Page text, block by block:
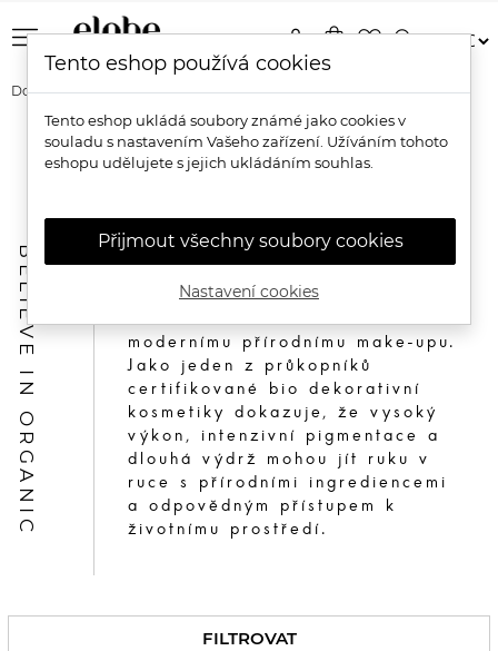
menu shopping_bagfavorite_bordersearch
person
Domů Značky Couleur Caramel
Couleur Caramel
BELIEVE IN ORGANIC
Couleur Caramel je francouzská
dekorativní kosmetiky, která již
od roku 2003 udává směr
modernímu přírodnímu make-upu.
Jako jeden z průkopníků
certifikované bio dekorativní
kosmetiky dokazuje, že vysoký
výkon, intenzivní pigmentace a
dlouhá výdrž mohou jít ruku v
ruce s přírodními ingrediencemi
a odpovědným přístupem k
životnímu prostředí.
FILTROVAT
Tento eshop používá cookies
Tento eshop ukládá soubory známé jako cookies v
souladu s nastavením Vašeho zařízení. Užíváním tohoto
eshopu udělujete s jejich ukládáním souhlas.
Přijmout všechny soubory cookies
Nastavení cookies